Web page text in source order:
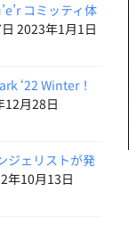
コミッティ体
2023年1月1日
‘22 Winter！
12月28日
ジェリストが発
年10月13日